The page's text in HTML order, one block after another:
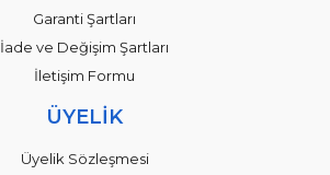
Garanti Şartları
İade ve Değişim Şartları
İletişim Formu
ÜYELİK
Üyelik Sözleşmesi